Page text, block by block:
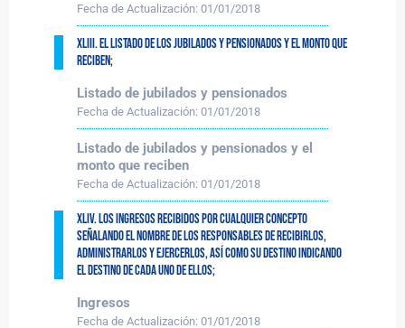
Fecha de Actualización: 01/01/2018
XLIII. El listado de los jubilados y pensionados y el monto que
reciben;
Listado de jubilados y pensionados
Fecha de Actualización: 01/01/2018
Listado de jubilados y pensionados y el
monto que reciben
Fecha de Actualización: 01/01/2018
XLIV. Los ingresos recibidos por cualquier concepto
señalando el nombre de los responsables de recibirlos,
administrarlos y ejercerlos, así como su destino indicando
el destino de cada uno de ellos;
Ingresos
Fecha de Actualización: 01/01/2018